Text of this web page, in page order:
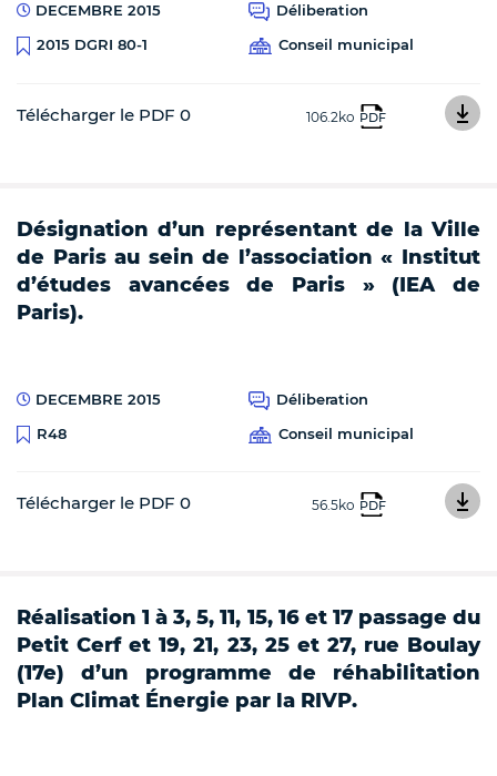
DECEMBRE 2015
Déliberation
2015 DGRI 80-1
Conseil municipal
Télécharger le PDF 0 106.2ko PDF
Désignation d’un représentant de la Ville
de Paris au sein de l’association « Institut
d’études avancées de Paris » (IEA de
Paris).
DECEMBRE 2015
Déliberation
R48
Conseil municipal
Télécharger le PDF 0 56.5ko PDF
Réalisation 1 à 3, 5, 11, 15, 16 et 17 passage du
Petit Cerf et 19, 21, 23, 25 et 27, rue Boulay
(17e) d’un programme de réhabilitation
Plan Climat Énergie par la RIVP.